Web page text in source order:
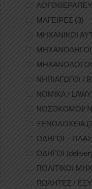
ΜΑΓΕΙΡΕΣ (3)
ΜΗΧΑΝΙΚΟΙ
ΜΗΧΑΝΟΔΗΓΟΙ
ΝΗΠΙΑΓΩΓΟΙ /
ΝΟΜΙΚΑ /
ΝΟΣΟΚΟΜΟΙ/
ΞΕΝΟΔΟΧΕΙΑ
ΟΔΗΓΟΙ –
ΟΔΗΓΟΙ
ΠΟΛΙΤΙΚΟΙ
ΠΩΛΗΤΕΣ /